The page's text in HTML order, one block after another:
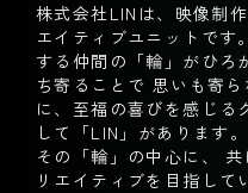
株式会社LINは、映像制
エイティブユニットです。
する仲間の「輪」がひろ
ち寄ることで 思いも寄ら
に、至福の喜びを感じる
して「LIN」があります。
その「輪」の中心に、
リエイティブを目指して